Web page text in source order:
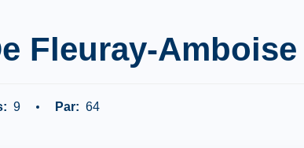
Fleuray-
9 Par: 64